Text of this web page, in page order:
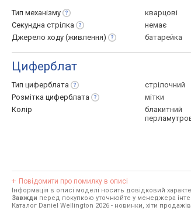
Тип механізму
кварцові
Секундна стрілка
немає
Джерело ходу (живлення) батарейка
Циферблат
Тип циферблата
стрілочний
Розмітка циферблата
мітки
Колір
блакитний
Повідомити про помилку в описі
Інформація в описі моделі носить довідковий
Завжди перед покупкою уточнюйте у менеджера
Каталог Daniel Wellington 2026 - новинки, хіти